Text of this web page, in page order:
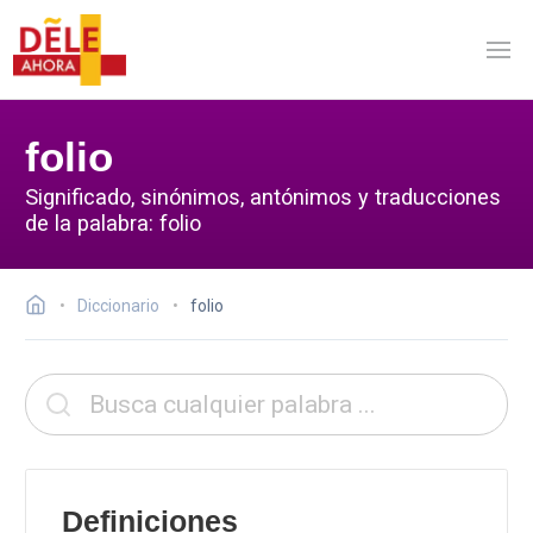
folio
Significado, sinónimos, antónimos y traducciones
de la palabra: folio
Diccionario folio
Definiciones